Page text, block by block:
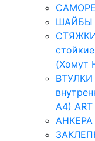
ШАЙБЫ
(Хомут
А4)